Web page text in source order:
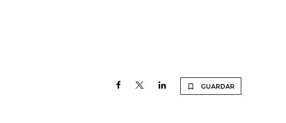
GUARDAR